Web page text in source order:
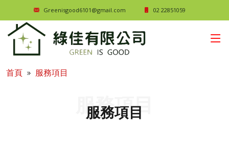
Greenisgood6101@gmail.com 02 22851059
首頁 服務項目
服務項目
服務項目